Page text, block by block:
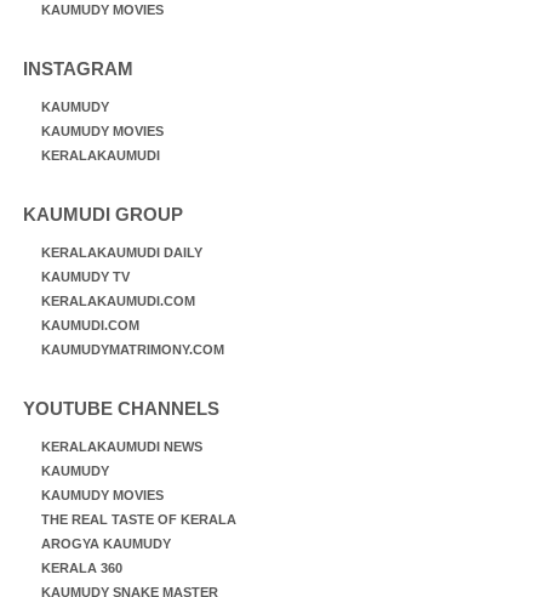
KAUMUDY MOVIES
INSTAGRAM
KAUMUDY
KAUMUDY MOVIES
KERALAKAUMUDI
KAUMUDI GROUP
KERALAKAUMUDI DAILY
KAUMUDY TV
KERALAKAUMUDI.COM
KAUMUDI.COM
KAUMUDYMATRIMONY.COM
YOUTUBE CHANNELS
KERALAKAUMUDI NEWS
KAUMUDY
KAUMUDY MOVIES
THE REAL TASTE OF KERALA
AROGYA KAUMUDY
KERALA 360
KAUMUDY SNAKE MASTER